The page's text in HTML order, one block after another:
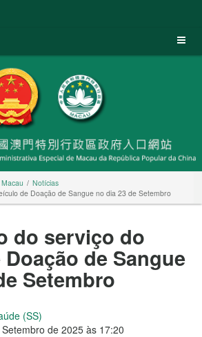
Notícias
de Doação de Sangue no dia 23 de Setembro
do serviço do
de Sangue
Setembro
(SS)
de 2025 às 17:20